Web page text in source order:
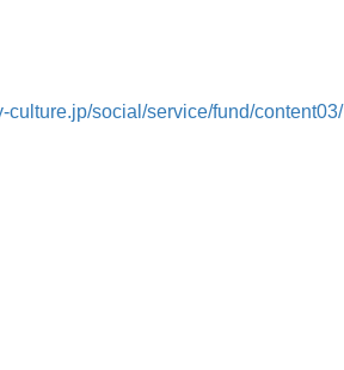
culture.jp/social/service/fund/content03/